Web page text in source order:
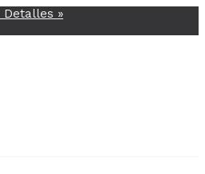
Detalles »